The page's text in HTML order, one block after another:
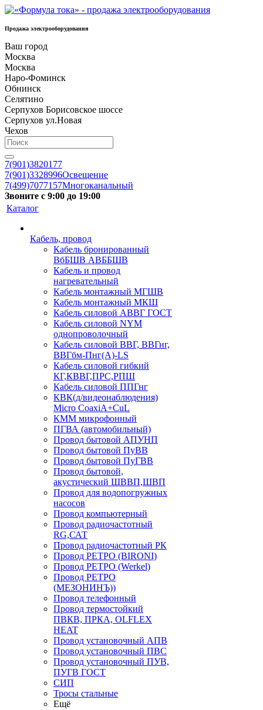
Продажа электрооборудования
Ваш город
Москва
Москва
Наро-Фоминск
Обнинск
Селятино
Серпухов Борисовское шоссе
Серпухов ул.Новая
Чехов
7(901)3820177
7(901)3328996Освещение
7(499)7077157Многоканальный
Звоните с 9:00 до 19:00
Каталог
Кабель, провод
Кабель бронированный
ВбБШВ АВББШВ
Кабель и провод
нагревательный
Кабель монтажный МГШВ
Кабель монтажный МКШ
Кабель силовой АВВГ ГОСТ
Кабель силовой NYM
однопроволочный
Кабель силовой ВВГ, ВВГнг,
ВВГбм-Пнг(А)-LS
Кабель силовой гибкий
КГ,КВВГ,ПРС,РПШ
Кабель силовой ППГнг
КВК(д/видеонаблюдения)
Micro CoaxiA+CuL
КММ микрофонный
ПГВА (автомобильный)
Провод бытовой АПУНП
Провод бытовой ПуВВ
Провод бытовой ПуГВВ
Провод бытовой,
акустический ШВВП,ШВП
Провод для водопогружных
насосов
Провод компьютерный
Провод радиочастотный
RG,САТ
Провод радиочастотный РК
Провод РЕТРО (BIRONI)
Провод РЕТРО (Werkel)
Провод РЕТРО
(МЕЗОНИНЪ))
Провод телефонный
Провод термостойкий
ПВКВ, ПРКА, OLFLEX
HEAT
Провод установочный АПВ
Провод установочный ПВС
Провод установочный ПУВ,
ПУГВ ГОСТ
СИП
Тросы стальные
Ещё